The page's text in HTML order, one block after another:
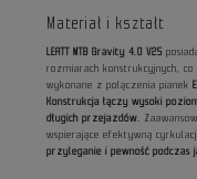
Materiał i kształt
LEATT MTB Gravity 4.0 V25
rozmiarach konstrukcyjnych,
wykonane z połączenia pianek
Konstrukcja łączy wysoki
długich przejazdów.
wspierające efektywną
przyleganie i pewność